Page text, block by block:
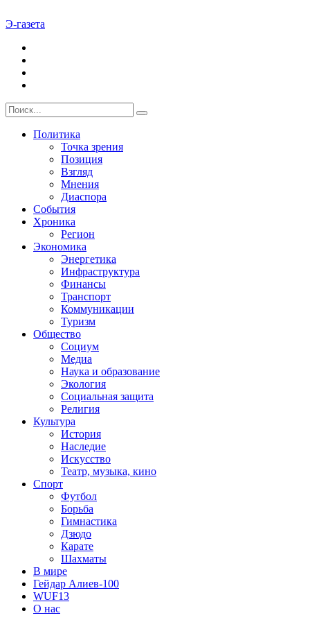
Э-газета
Политика
Точка зрения
Позиция
Взгляд
Мнения
Диаспора
События
Хроника
Регион
Экономика
Энергетика
Инфраструктура
Финансы
Транспорт
Коммуникации
Туризм
Общество
Социум
Медиа
Наука и образование
Экология
Социальная защита
Религия
Культура
История
Наследие
Искусство
Театр, музыка, кино
Спорт
Футбол
Борьба
Гимнастика
Дзюдо
Карате
Шахматы
В мире
Гейдар Алиев-100
WUF13
О нас